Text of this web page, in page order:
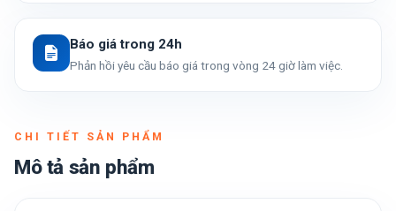
Báo giá trong 24h
Phản hồi yêu cầu báo giá trong vòng 24 giờ làm việc.
CHI TIẾT SẢN PHẨM
Mô tả sản phẩm